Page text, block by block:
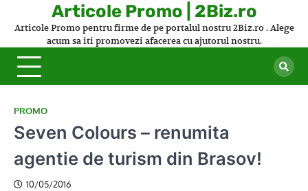
Articole Promo | 2Biz.ro
Articole Promo pentru firme de pe portalul nostru 2Biz.ro . Alege
acum sa iti promovezi afacerea cu ajutorul nostru.
PROMO
Seven Colours – renumita
agentie de turism din Brasov!
10/05/2016